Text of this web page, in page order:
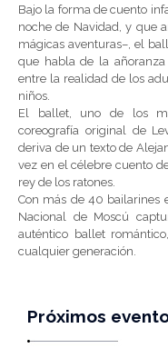
Bajo la forma de cuento
noche de Navidad, y que
mágicas aventuras–, el
que habla de la
entre la realidad de los
niños.
El ballet, uno de los
coreografía original de
deriva de un texto de
vez en el célebre cuento
rey de los ratones.
Con más de 40 bailarines
Nacional de Moscú
auténtico ballet
cualquier generación.
Próximos